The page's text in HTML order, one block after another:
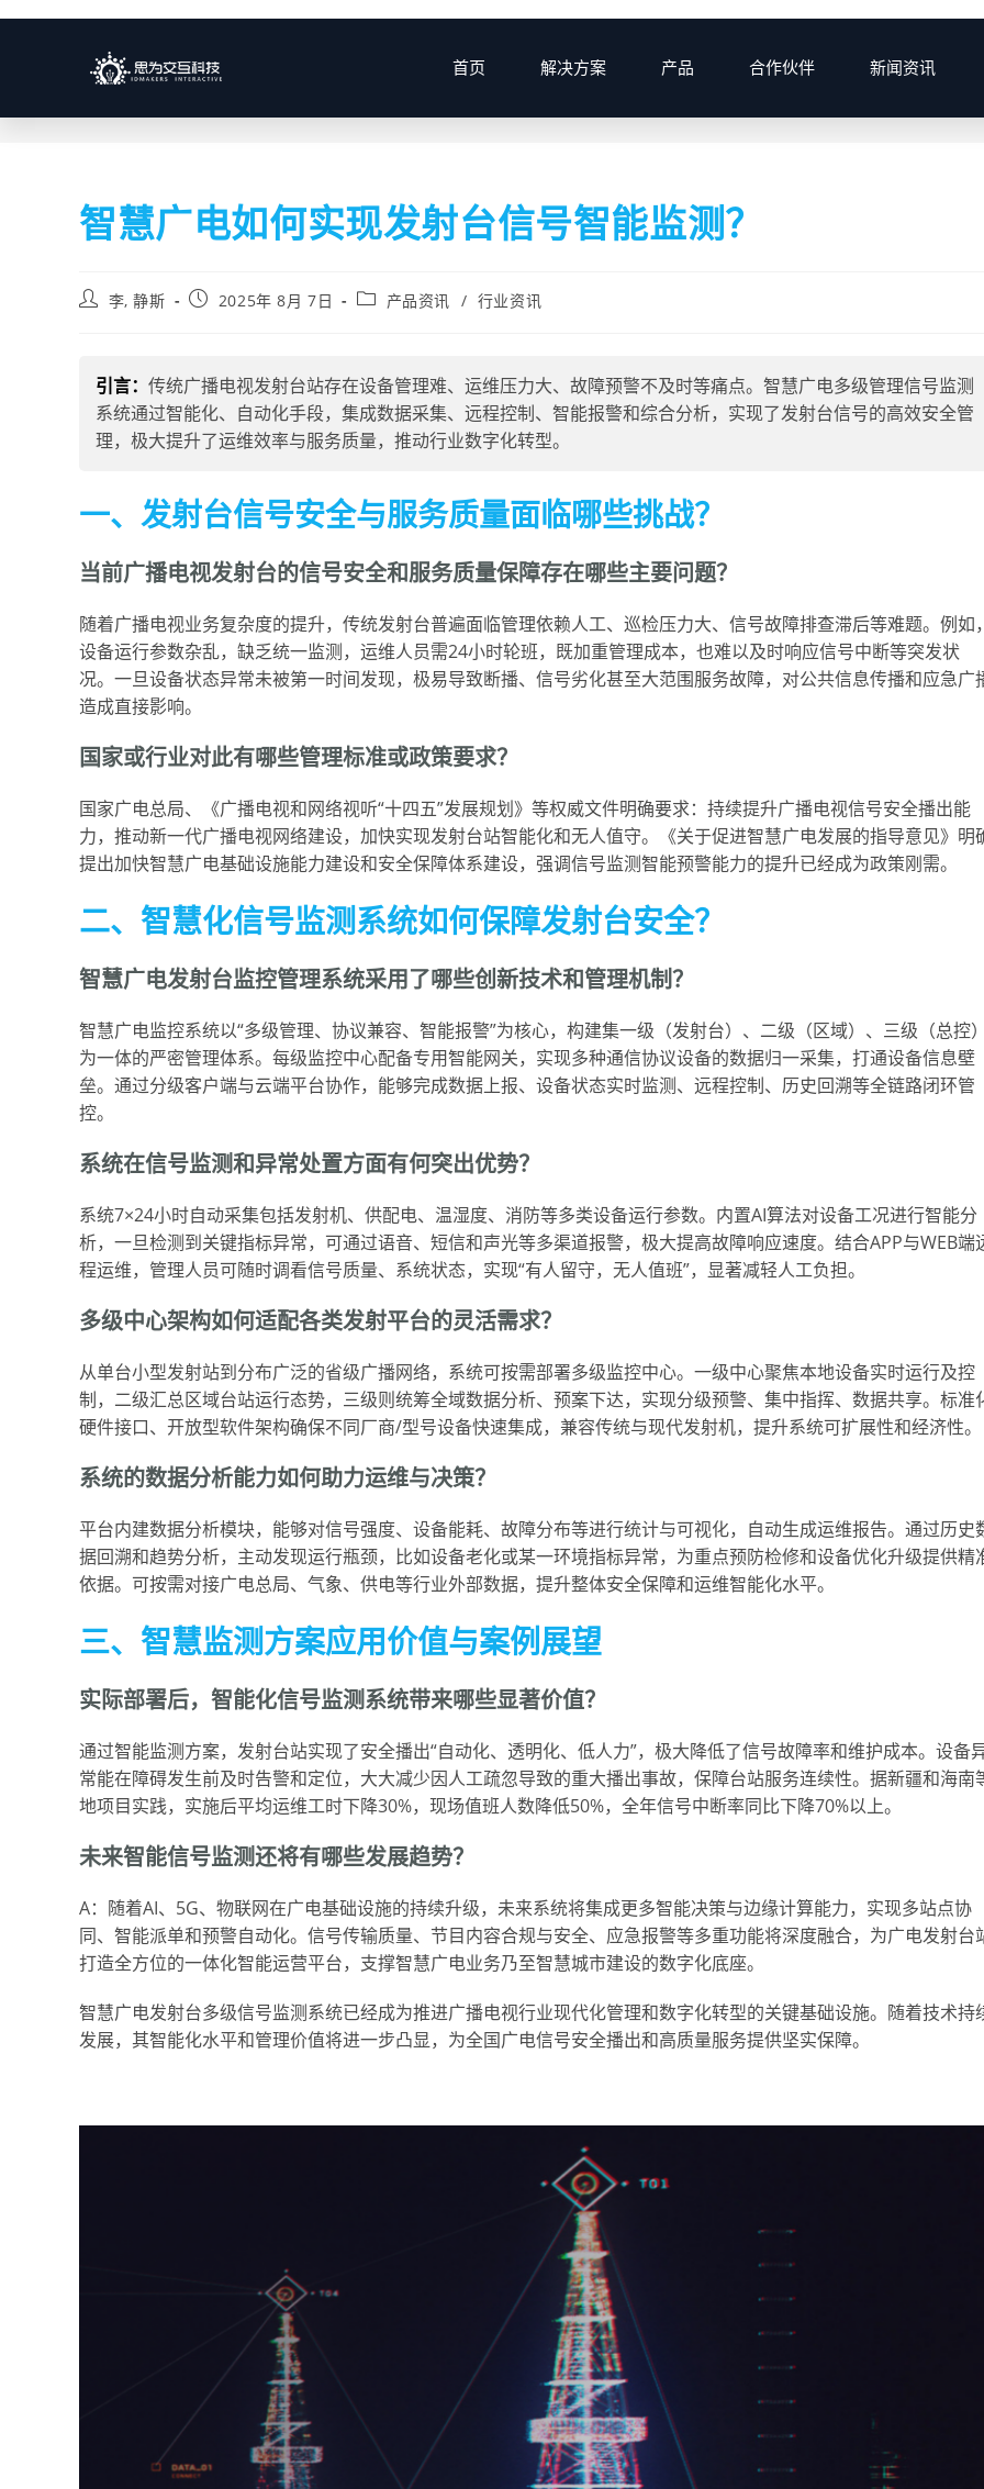
首页 解决方案 产品 合作伙伴 新闻资讯
博客 >
智慧广电如何实现发射台信号智能监测？
李, 静斯 2025年 8月 7日 产品资讯 / 行业资讯
引言： 传统广播电视发射台站存在设备管理难、运维压力大、故障预警不及时等痛点。智慧广电多级管理信号监测
系统通过智能化、自动化手段，集成数据采集、远程控制、智能报警和综合分析，实现了发射台信号的高效安全管
理，极大提升了运维效率与服务质量，推动行业数字化转型。
一、发射台信号安全与服务质量面临哪些挑战？
当前广播电视发射台的信号安全和服务质量保障存在哪些主要问题？
随着广播电视业务复杂度的提升，传统发射台普遍面临管理依赖人工、巡检压力大、信号故障排查滞后等难题。例如
设备运行参数杂乱，缺乏统一监测，运维人员需24小时轮班，既加重管理成本，也难以及时响应信号中断等突发状
况。一旦设备状态异常未被第一时间发现，极易导致断播、信号劣化甚至大范围服务故障，对公共信息传播和应急广
造成直接影响。
国家或行业对此有哪些管理标准或政策要求？
国家广电总局、《广播电视和网络视听“十四五”发展规划》等权威文件明确要求：持续提升广播电视信号安全播出能
力，推动新一代广播电视网络建设，加快实现发射台站智能化和无人值守。《关于促进智慧广电发展的指导意见》明
提出加快智慧广电基础设施能力建设和安全保障体系建设，强调信号监测智能预警能力的提升已经成为政策刚需。
二、智慧化信号监测系统如何保障发射台安全？
智慧广电发射台监控管理系统采用了哪些创新技术和管理机制？
智慧广电监控系统以“多级管理、协议兼容、智能报警”为核心，构建集一级（发射台）、二级（区域）、三级（总控
为一体的严密管理体系。每级监控中心配备专用智能网关，实现多种通信协议设备的数据归一采集，打通设备信息壁
垒。通过分级客户端与云端平台协作，能够完成数据上报、设备状态实时监测、远程控制、历史回溯等全链路闭环管
控。
系统在信号监测和异常处置方面有何突出优势？
系统7×24小时自动采集包括发射机、供配电、温湿度、消防等多类设备运行参数。内置AI算法对设备工况进行智能分
析，一旦检测到关键指标异常，可通过语音、短信和声光等多渠道报警，极大提高故障响应速度。结合APP与WEB端
程运维，管理人员可随时调看信号质量、系统状态，实现“有人留守，无人值班”，显著减轻人工负担。
多级中心架构如何适配各类发射平台的灵活需求？
从单台小型发射站到分布广泛的省级广播网络，系统可按需部署多级监控中心。一级中心聚焦本地设备实时运行及控
制，二级汇总区域台站运行态势，三级则统筹全域数据分析、预案下达，实现分级预警、集中指挥、数据共享。标准
硬件接口、开放型软件架构确保不同厂商/型号设备快速集成，兼容传统与现代发射机，提升系统可扩展性和经济性。
系统的数据分析能力如何助力运维与决策？
平台内建数据分析模块，能够对信号强度、设备能耗、故障分布等进行统计与可视化，自动生成运维报告。通过历史
据回溯和趋势分析，主动发现运行瓶颈，比如设备老化或某一环境指标异常，为重点预防检修和设备优化升级提供精
依据。可按需对接广电总局、气象、供电等行业外部数据，提升整体安全保障和运维智能化水平。
三、智慧监测方案应用价值与案例展望
实际部署后，智能化信号监测系统带来哪些显著价值？
通过智能监测方案，发射台站实现了安全播出“自动化、透明化、低人力”，极大降低了信号故障率和维护成本。设备
常能在障碍发生前及时告警和定位，大大减少因人工疏忽导致的重大播出事故，保障台站服务连续性。据新疆和海南
地项目实践，实施后平均运维工时下降30%，现场值班人数降低50%，全年信号中断率同比下降70%以上。
未来智能信号监测还将有哪些发展趋势？
A：随着AI、5G、物联网在广电基础设施的持续升级，未来系统将集成更多智能决策与边缘计算能力，实现多站点协
同、智能派单和预警自动化。信号传输质量、节目内容合规与安全、应急报警等多重功能将深度融合，为广电发射台
打造全方位的一体化智能运营平台，支撑智慧广电业务乃至智慧城市建设的数字化底座。
智慧广电发射台多级信号监测系统已经成为推进广播电视行业现代化管理和数字化转型的关键基础设施。随着技术持
发展，其智能化水平和管理价值将进一步凸显，为全国广电信号安全播出和高质量服务提供坚实保障。